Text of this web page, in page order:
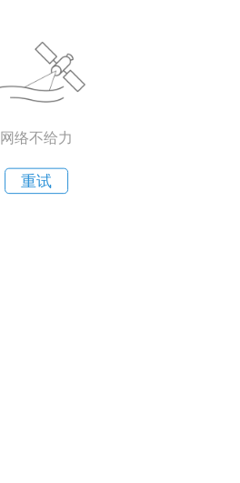
网络不给力
重试